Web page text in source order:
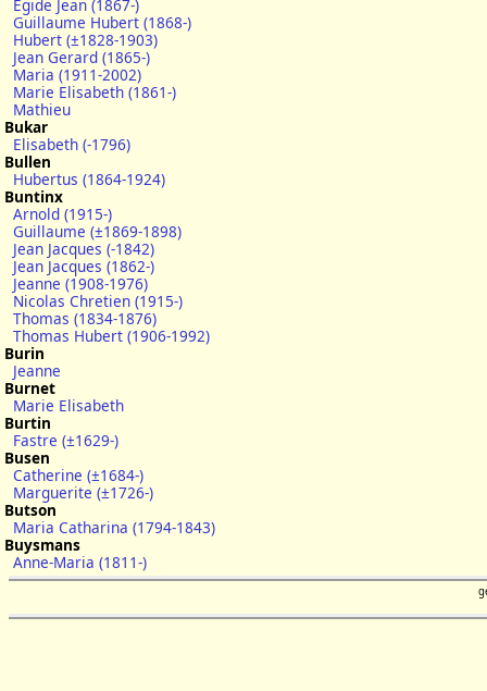
Egide Jean (1867-)
Guillaume Hubert (1868-)
Hubert (±1828-1903)
Jean Gerard (1865-)
Maria (1911-2002)
Marie Elisabeth (1861-)
Mathieu
Bukar
Elisabeth (-1796)
Bullen
Hubertus (1864-1924)
Buntinx
Arnold (1915-)
Guillaume (±1869-1898)
Jean Jacques (-1842)
Jean Jacques (1862-)
Jeanne (1908-1976)
Nicolas Chretien (1915-)
Thomas (1834-1876)
Thomas Hubert (1906-1992)
Burin
Jeanne
Burnet
Marie Elisabeth
Burtin
Fastre (±1629-)
Busen
Catherine (±1684-)
Marguerite (±1726-)
Butson
Maria Catharina (1794-1843)
Buysmans
Anne-Maria (1811-)